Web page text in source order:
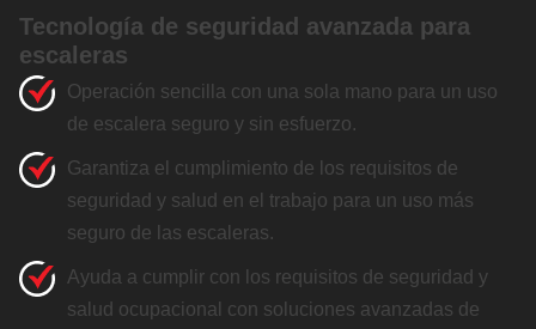
Tecnología de seguridad avanzada para
escaleras
Operación sencilla con una sola mano para un uso
de escalera seguro y sin esfuerzo.
Garantiza el cumplimiento de los requisitos de
seguridad y salud en el trabajo para un uso más
seguro de las escaleras.
Ayuda a cumplir con los requisitos de seguridad y
salud ocupacional con soluciones avanzadas de